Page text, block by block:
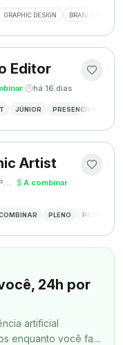
GRAPHIC DESIGN BRANDING
Editor
· há 16 dias
JÚNIOR PRESENCIAL
Artist
Port Moresby, Papua Nova Guiné · A combinar·
PLENO
24h por
artificial
enquanto você faz